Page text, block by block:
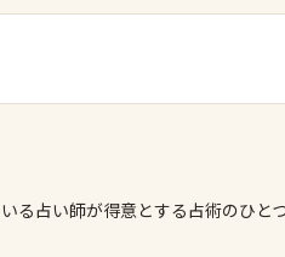
る占い師が得意とする占術のひとつ